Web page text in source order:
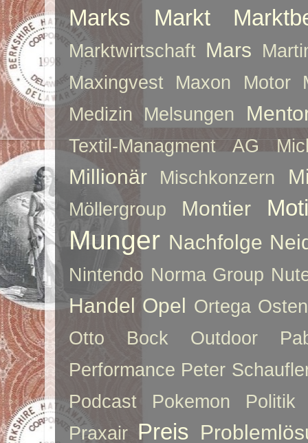
Marks Markt
Marktwirtschaft Mars
Maxingvest
Maxon Motor
Medizin
Melsungen
Textil-Managment AG
Millionär Mischkonzern
Möllergroup Montier
Munger Nachfolge
Nintendo Norma Group
Handel Opel Ortega Osten
Otto Bock
Outdoor
Performance Peter
Podcast
Pokemon
Politik
Praxair Preis